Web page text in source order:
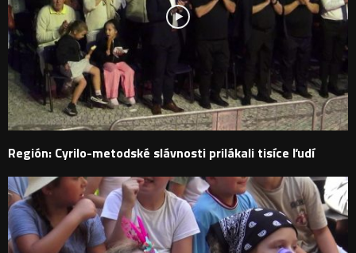
Región: Cyrilo-metodské slávnosti prilákali tisíce ľudí